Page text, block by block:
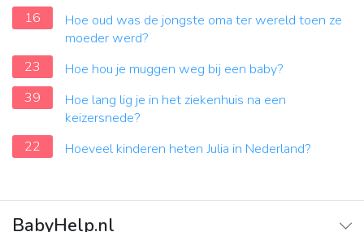
16
Hoe oud was de jongste oma ter wereld toen ze
moeder werd?
23
Hoe hou je muggen weg bij een baby?
39
Hoe lang lig je in het ziekenhuis na een
keizersnede?
22
Hoeveel kinderen heten Julia in Nederland?
BabyHelp.nl